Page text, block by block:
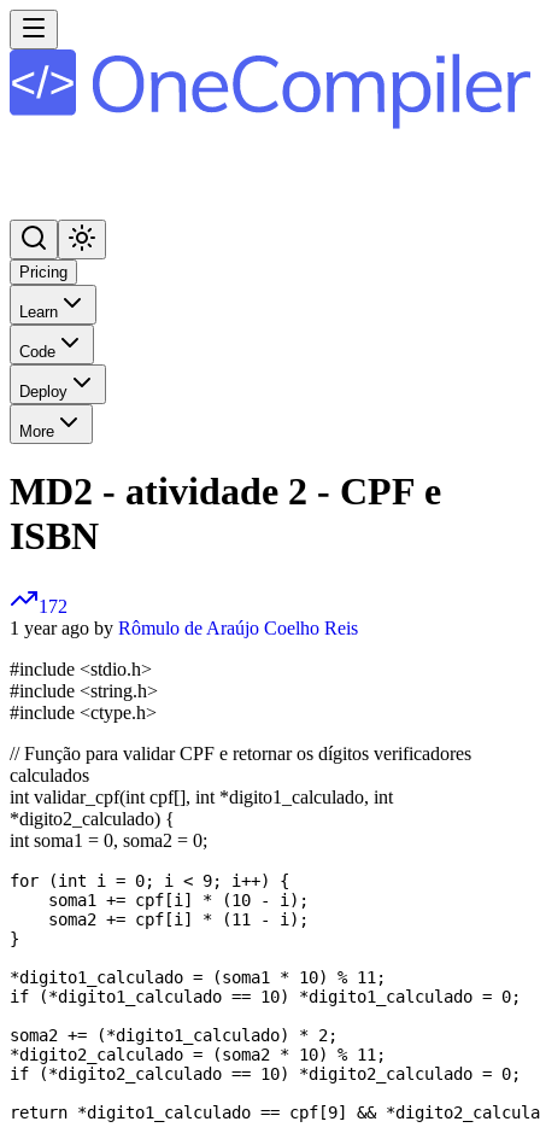
Pricing
Learn
Code
Deploy
More
MD2 - atividade 2 - CPF e
ISBN
172
1 year ago by Rômulo de Araújo Coelho Reis
#include <stdio.h>
#include <string.h>
#include <ctype.h>
// Função para validar CPF e retornar os dígitos verificadores
calculados
int validar_cpf(int cpf[], int *digito1_calculado, int
*digito2_calculado) {
int soma1 = 0, soma2 = 0;
for (int i = 0; i < 9; i++) {
    soma1 += cpf[i] * (10 - i);
    soma2 += cpf[i] * (11 - i);
}
*digito1_calculado = (soma1 * 10) % 11;
if (*digito1_calculado == 10) *digito1_calculado = 0;
soma2 += (*digito1_calculado) * 2;
*digito2_calculado = (soma2 * 10) % 11;
if (*digito2_calculado == 10) *digito2_calculado = 0;